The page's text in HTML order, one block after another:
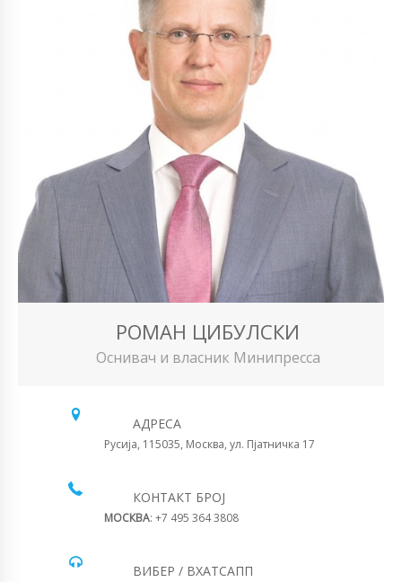
РОМАН ЦИБУЛСКИ
Оснивач и власник Минипресса
АДРЕСА
Русија, 115035, Москва, ул. Пјатничка 17
КОНТАКТ БРОЈ
МОСКВА: +7 495 364 3808
ВИБЕР / ВХАТСАПП